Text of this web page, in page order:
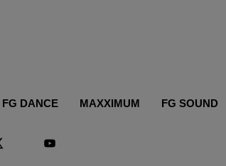
FG DANCE MAXXIMUM FG SOUND